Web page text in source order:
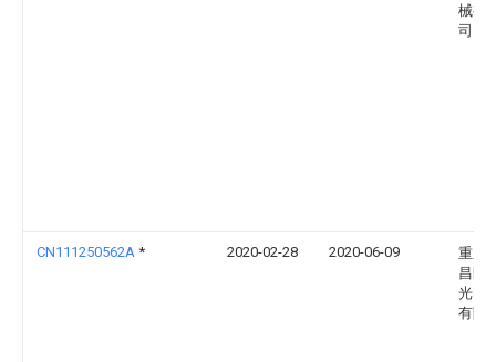
械有
司
CN111250562A * 2020-02-28 2020-06-09
重庆
昌区
光电
有限